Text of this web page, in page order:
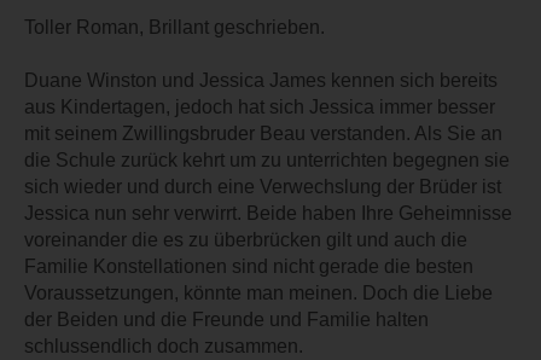
Toller Roman, Brillant geschrieben.
Duane Winston und Jessica James kennen sich bereits
aus Kindertagen, jedoch hat sich Jessica immer besser
mit seinem Zwillingsbruder Beau verstanden. Als Sie an
die Schule zurück kehrt um zu unterrichten begegnen sie
sich wieder und durch eine Verwechslung der Brüder ist
Jessica nun sehr verwirrt. Beide haben Ihre Geheimnisse
voreinander die es zu überbrücken gilt und auch die
Familie Konstellationen sind nicht gerade die besten
Voraussetzungen, könnte man meinen. Doch die Liebe
der Beiden und die Freunde und Familie halten
schlussendlich doch zusammen.